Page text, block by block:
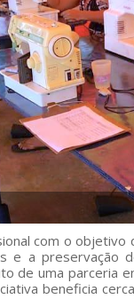
com o
e a preservação
de uma parceria
beneficia